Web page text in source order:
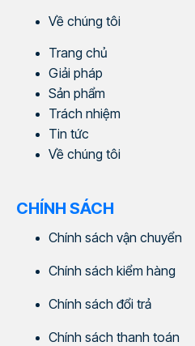
Về chúng tôi
Trang chủ
Giải pháp
Sản phẩm
Trách nhiệm
Tin tức
Về chúng tôi
CHÍNH SÁCH
Chính sách vận chuyển
Chính sách kiểm hàng
Chính sách đổi trả
Chính sách thanh toán